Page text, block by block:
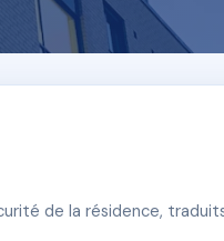
de la résidence,